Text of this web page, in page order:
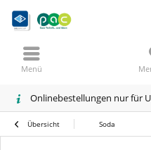
Onlinebestellungen nur für
Menü
Übersicht Soda